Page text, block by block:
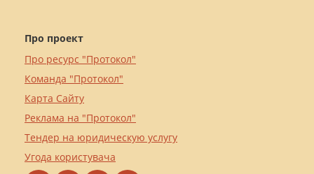
Про проект
Про ресурс "Протокол"
Команда "Протокол"
Карта Сайту
Реклама на "Протокол"
Тендер на юридическую услугу
Угода користувача